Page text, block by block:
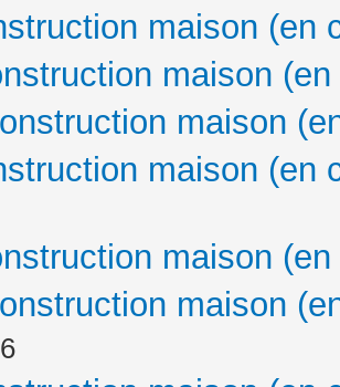
maison (en
maison
maison
maison (en
maison
maison